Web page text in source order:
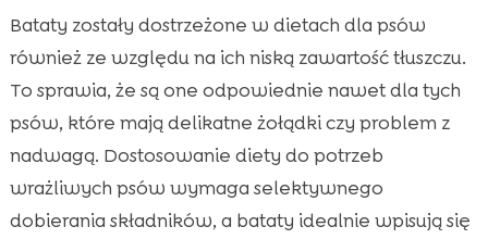
Bataty zostały dostrzeżone w dietach dla psów
również ze względu na ich niską zawartość tłuszczu.
To sprawia, że są one odpowiednie nawet dla tych
psów, które mają delikatne żołądki czy problem z
nadwagą. Dostosowanie diety do potrzeb
wrażliwych psów wymaga selektywnego
dobierania składników, a bataty idealnie wpisują się